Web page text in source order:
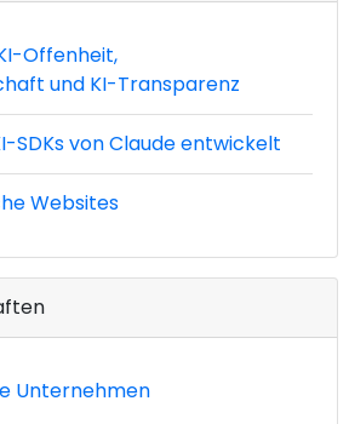
Offenheit,
und KI-Transparenz
SDKs von Claude entwickelt
Websites
Unternehmen